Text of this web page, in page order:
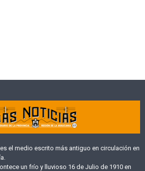
el medio escrito más antiguo en circulación en
un frío y lluvioso 16 de Julio de 1910 en